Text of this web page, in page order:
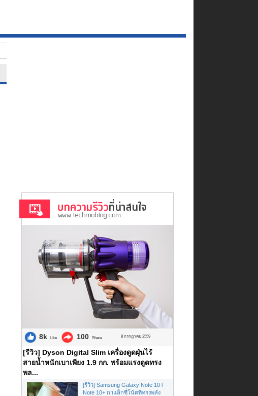
8k Like 100 Share 8 กรกฎาคม 2559
[รีวิว] Dyson Digital Slim เครื่องดูดฝุ่นไร้
สายน้ำหนักเบาเพียง 1.9 กก. พร้อมแรงดูดทรง
พล...
[รีวิว] Samsung Galaxy Note 10 l
Note 10+ กาแล็กซี่โน้ตที่ทรงพลัง